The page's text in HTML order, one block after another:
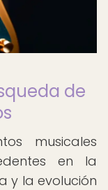
de
musicales
en la
y la evolución